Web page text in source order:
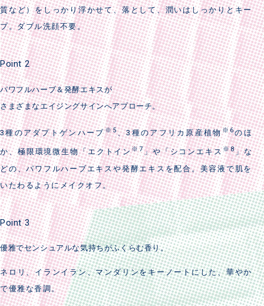
質など）をしっかり浮かせて、落として、潤いはしっかりとキー
プ。ダブル洗顔不要。
Point 2
パワフルハーブ＆発酵エキスが
さまざまなエイジングサインへアプローチ。
3種のアダプトゲンハーブ※5、3種のアフリカ原産植物※6のほ
か、極限環境微生物「エクトイン※7」や「シコンエキス ※8」な
どの、パワフルハーブエキスや発酵エキスを配合。美容液で肌を
いたわるようにメイクオフ。
Point 3
優雅でセンシュアルな気持ちがふくらむ香り。
ネロリ、イランイラン、マンダリンをキーノートにした、華やか
で優雅な香調。